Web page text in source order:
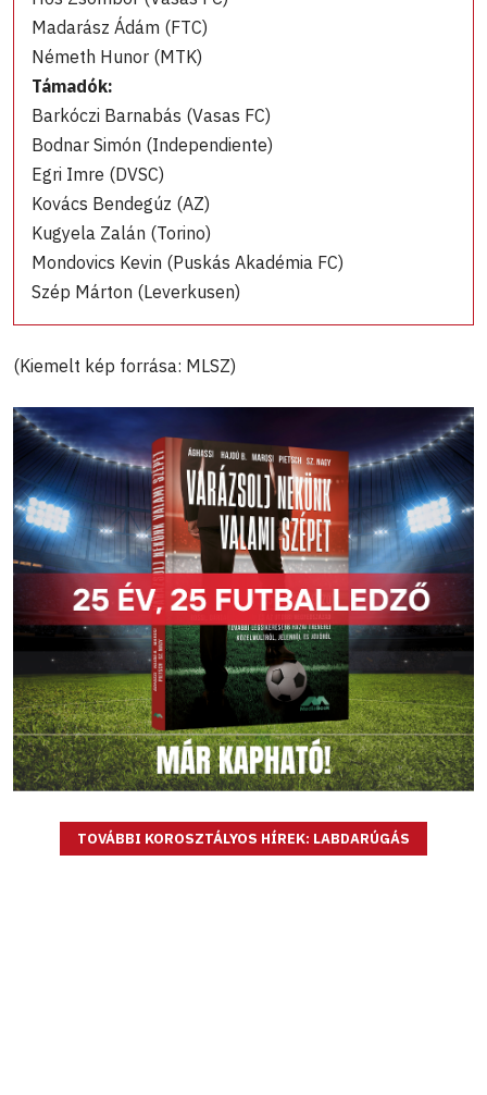
Madarász Ádám (FTC)
Németh Hunor (MTK)
Támadók:
Barkóczi Barnabás (Vasas FC)
Bodnar Simón (Independiente)
Egri Imre (DVSC)
Kovács Bendegúz (AZ)
Kugyela Zalán (Torino)
Mondovics Kevin (Puskás Akadémia FC)
Szép Márton (Leverkusen)
(Kiemelt kép forrása: MLSZ)
TOVÁBBI KOROSZTÁLYOS HÍREK: LABDARÚGÁS